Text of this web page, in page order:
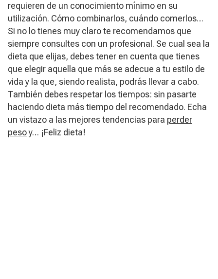
requieren de un conocimiento mínimo en su
utilización. Cómo combinarlos, cuándo comerlos…
Si no lo tienes muy claro te recomendamos que
siempre consultes con un profesional. Se cual sea la
dieta que elijas, debes tener en cuenta que tienes
que elegir aquella que más se adecue a tu estilo de
vida y la que, siendo realista, podrás llevar a cabo.
También debes respetar los tiempos: sin pasarte
haciendo dieta más tiempo del recomendado. Echa
un vistazo a las mejores tendencias para perder
pesoy… ¡Feliz dieta!